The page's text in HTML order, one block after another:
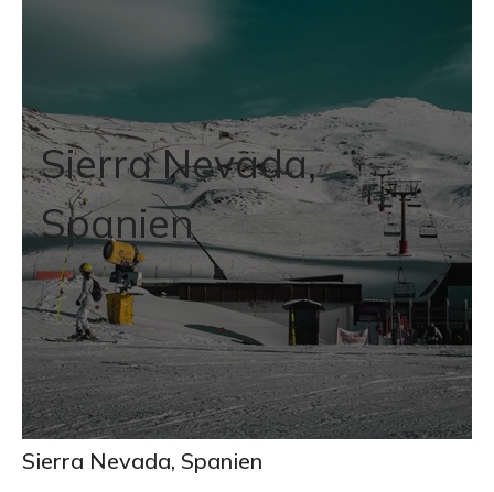
Sierra Nevada,
Spanien
Sierra Nevada, Spanien